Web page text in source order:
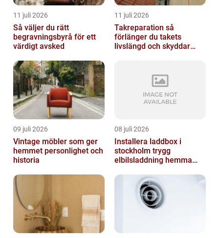
11 juli 2026
Så väljer du rätt
begravningsbyrå för ett
värdigt avsked
11 juli 2026
Takreparation så
förlänger du takets
livslängd och skyddar
09 juli 2026
Vintage möbler som ger
hemmet personlighet och
historia
08 juli 2026
Installera laddbox i
stockholm trygg
elbilsladdning hemma